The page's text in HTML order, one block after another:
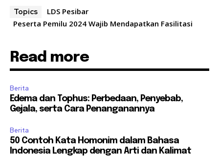
Topics
LDS Pesibar
Peserta Pemilu 2024 Wajib Mendapatkan Fasilitasi
Read more
Berita
Edema dan Tophus: Perbedaan, Penyebab,
Gejala, serta Cara Penanganannya
Berita
50 Contoh Kata Homonim dalam Bahasa
Indonesia Lengkap dengan Arti dan Kalimat